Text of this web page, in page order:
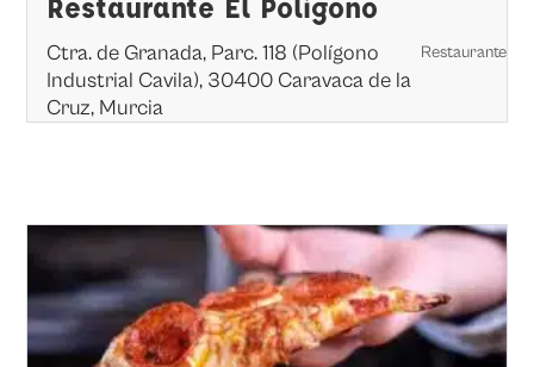
Ctra. de Granada, Parc. 118 (Polígono
Industrial Cavila), 30400 Caravaca de la
Cruz, Murcia
Restaurante